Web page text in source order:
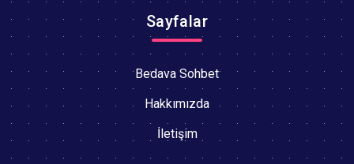
Sayfalar
Bedava Sohbet
Hakkımızda
İletişim